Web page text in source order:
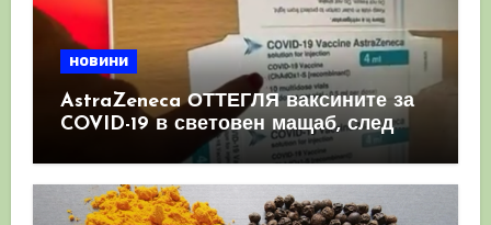
новини
AstraZeneca ОТТЕГЛЯ ваксините за
COVID-19 в световен мащаб, след
като призна, че те причиняват
КРЪВНИ съсиреци